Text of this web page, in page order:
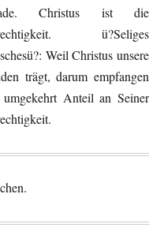
Christus ist die
ü?Seliges
Weil Christus unsere
trägt, darum empfangen
Anteil an Seiner